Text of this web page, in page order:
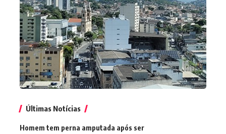
Últimas Notícias
Homem tem perna amputada após ser